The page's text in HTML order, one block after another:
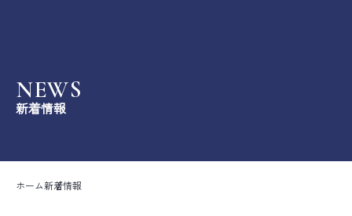
ホーム
NEWS
新着情報
ホーム新着情報